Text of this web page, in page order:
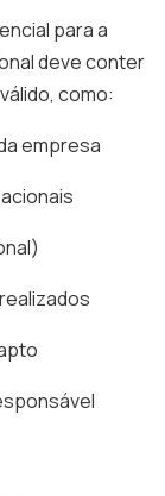
para a
deve conter
como:
empresa